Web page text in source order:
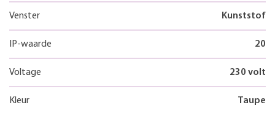
Venster Kunststof
IP-waarde 20
Voltage 230 volt
Kleur Taupe